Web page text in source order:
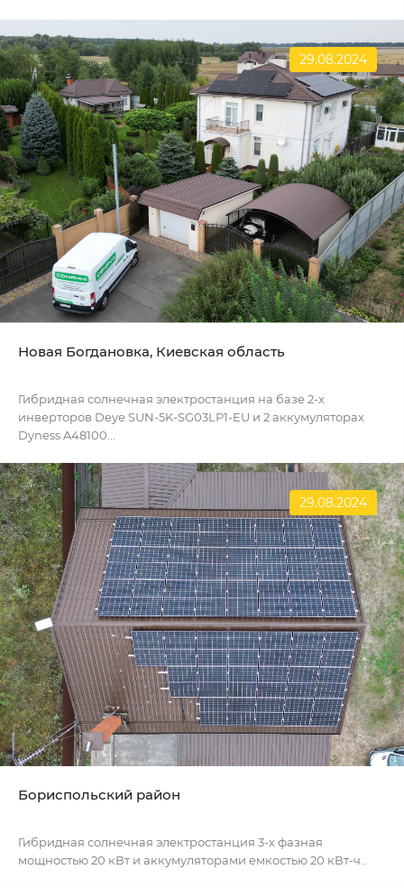
29.08.2024
Новая Богдановка, Киевская область
Гибридная солнечная электростанция на базе 2-х
инверторов Deye SUN-5K-SG03LP1-EU и 2 аккумуляторах
Dyness A48100...
29.08.2024
Бориспольский район
Гибридная солнечная электростанция 3-х фазная
мощностью 20 кВт и аккумуляторами емкостью 20 кВт-ч..